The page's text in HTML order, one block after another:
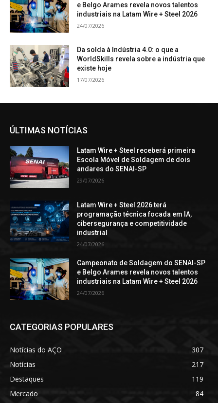
e Belgo Arames revela novos talentos
industriais na Latam Wire + Steel 2026
24/07/2026
Da solda à Indústria 4.0: o que a
WorldSkills revela sobre a indústria que
existe hoje
17/07/2026
ÚLTIMAS NOTÍCIAS
Latam Wire + Steel receberá primeira
Escola Móvel de Soldagem de dois
andares do SENAI-SP
29/07/2026
Latam Wire + Steel 2026 terá
programação técnica focada em IA,
cibersegurança e competitividade
industrial
24/07/2026
Campeonato de Soldagem do SENAI-SP
e Belgo Arames revela novos talentos
industriais na Latam Wire + Steel 2026
24/07/2026
CATEGORIAS POPULARES
Notícias do AÇO
307
Notícias
217
Destaques
119
Mercado
84